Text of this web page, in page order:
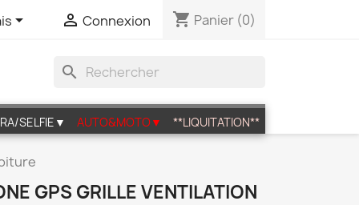
  Connexion shopping_cart Panier (0)
search
SELFIE▼ AUTO&MOTO▼ **LIQUITATION**
GPS GRILLE VENTILATION